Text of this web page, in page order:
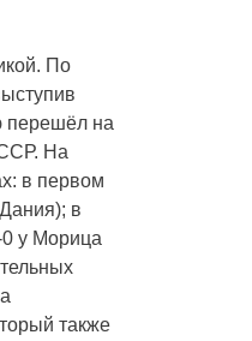
По
перешёл на
На
в первом
в
0 у Морица
также